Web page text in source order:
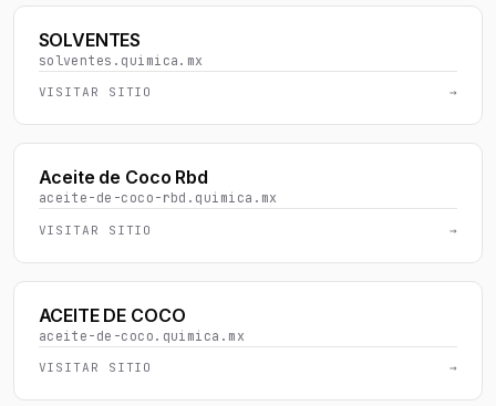
SOLVENTES
solventes.quimica.mx
VISITAR SITIO →
Aceite de Coco Rbd
aceite-de-coco-rbd.quimica.mx
VISITAR SITIO →
ACEITE DE COCO
aceite-de-coco.quimica.mx
VISITAR SITIO →